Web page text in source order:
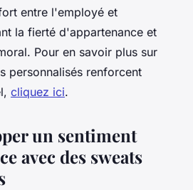
entre l'employé et
la fierté d'appartenance et
Pour en savoir plus sur
personnalisés renforcent
cliquez ici.
un sentiment
avec des sweats